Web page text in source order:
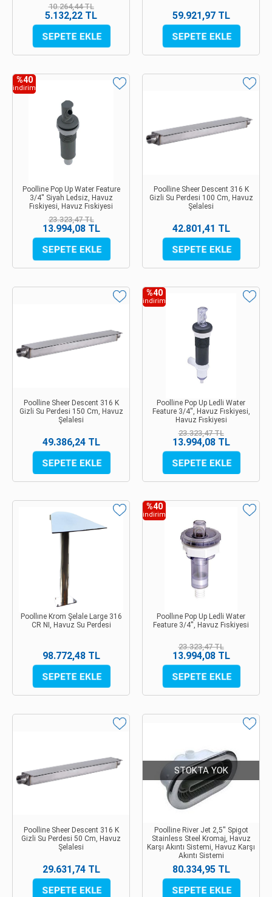
10.264,44 TL
5.132,22 TL 59.921,97 TL
%40
indirim
Poolline Pop Up Water Feature
3/4'' Siyah Ledsiz, Havuz
Fıskiyesi, Havuz Fıskiyesi
23.323,47 TL
13.994,08 TL
Poolline Sheer Descent 316 K
Gizli Su Perdesi 100 Cm, Havuz
Şelalesi
42.801,41 TL
Poolline Sheer Descent 316 K
Gizli Su Perdesi 150 Cm, Havuz
Şelalesi
49.386,24 TL
%40
indirim
Poolline Pop Up Ledli Water
Feature 3/4'', Havuz Fıskiyesi,
Havuz Fıskiyesi
23.323,47 TL
13.994,08 TL
Poollıne Krom Şelale Large 316
CR NI, Havuz Su Perdesi
98.772,48 TL
%40
indirim
Poollıne Pop Up Ledli Water
Feature 3/4'', Havuz Fıskiyesi
23.323,47 TL
13.994,08 TL
Poolline Sheer Descent 316 K
Gizli Su Perdesi 50 Cm, Havuz
Şelalesi
29.631,74 TL
STOKTA YOK
Poolline River Jet 2,5'' Spigot
Stainless Steel Kromaj, Havuz
Karşı Akıntı Sistemi, Havuz Karşı
Akıntı Sistemi
80.334,95 TL